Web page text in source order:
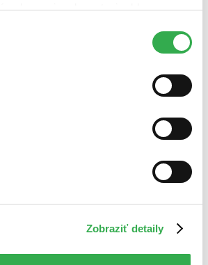
zobrazenie relevantnej reklamy.
sme mohli používať všetky tieto
Zobraziť detaily